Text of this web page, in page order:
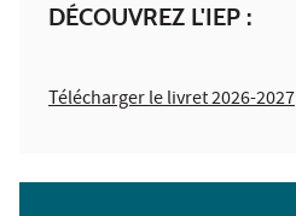
DÉCOUVREZ L'IEP :
Télécharger le livret 2026-2027